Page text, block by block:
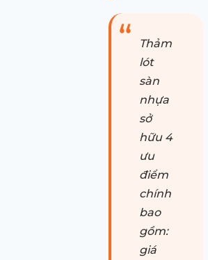
Thảm
lót
sàn
nhựa
sở
hữu 4
ưu
điểm
chính
bao
gồm:
giá